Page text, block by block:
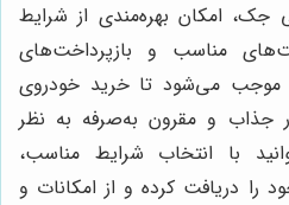
جک، امکان بهره‌مندی از شرایط
مناسب و بازپرداخت‌های
موجب می‌شود تا خرید خودروی
و مقرون به‌صرفه به نظر
با انتخاب شرایط مناسب،
را دریافت کرده و از امکانات و